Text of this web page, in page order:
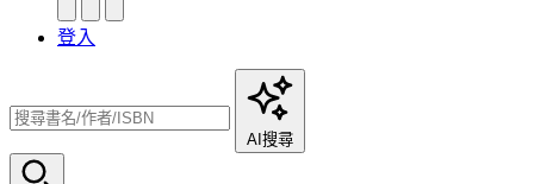
登入
AI搜尋